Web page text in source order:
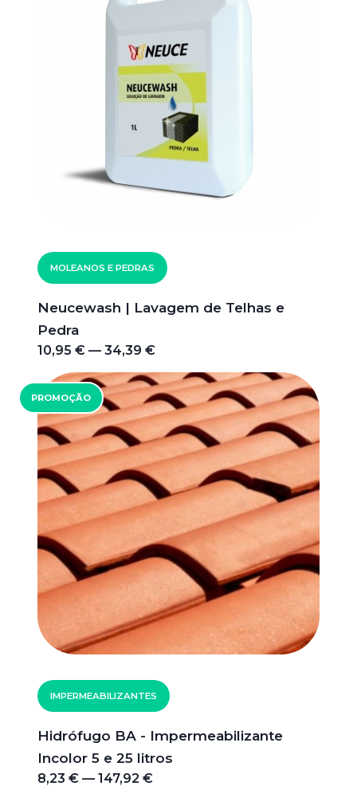
MOLEANOS E PEDRAS
Neucewash | Lavagem de Telhas e
Pedra
10,95 € — 34,39 €
PROMOÇÃO
IMPERMEABILIZANTES
Hidrófugo BA - Impermeabilizante
Incolor 5 e 25 litros
8,23 € — 147,92 €